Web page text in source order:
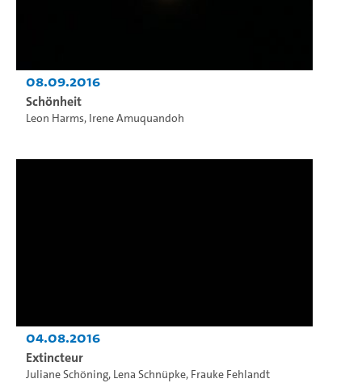
08.09.2016
Schönheit
Leon Harms, Irene Amuquandoh
04.08.2016
Extincteur
Juliane Schöning, Lena Schnüpke, Frauke Fehlandt